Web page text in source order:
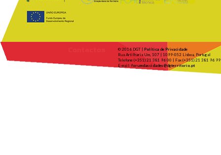
© 2016 DGT | Política de Privacidade
Rua Artilharia Um, 107 | 1099-052 Lisboa, Portugal
Telefone (+351) 21 381 96 00 | Fax (+351) 21 381 96 99
E-mail: forumdascidades@dgterritorio.pt